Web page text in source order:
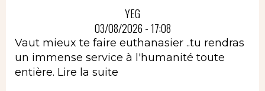
YEG
03/08/2026 - 17:08
Vaut mieux te faire euthanasier ..tu rendras
un immense service à l'humanité toute
entière. Lire la suite